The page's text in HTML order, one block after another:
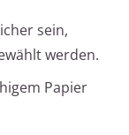
sein,
werden.
Papier